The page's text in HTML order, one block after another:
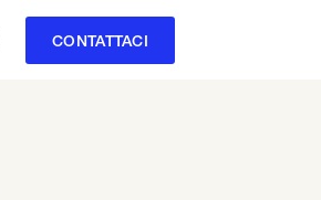
CONTATTACI